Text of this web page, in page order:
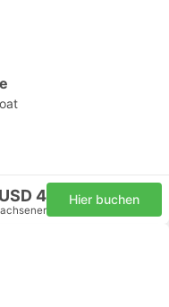
USD 4 Hier buchen